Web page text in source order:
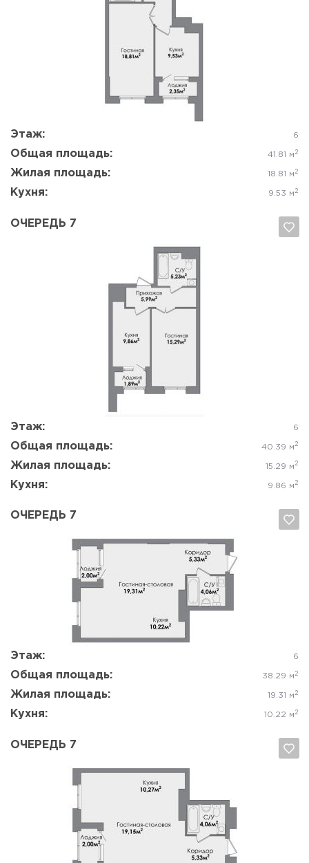
Этаж: 6
Общая площадь: 41.81 м 2
Жилая площадь: 18.81 м 2
Кухня: 9.53 м 2
ОЧЕРЕДЬ 7
Этаж: 6
Общая площадь: 40.39 м 2
Жилая площадь: 15.29 м 2
Кухня: 9.86 м 2
Да, удалить
ОЧЕРЕДЬ 7
Этаж: 6
Общая площадь: 38.29 м 2
Жилая площадь: 19.31 м 2
Кухня: 10.22 м 2
Да, удалить Отмена
ОЧЕРЕДЬ 7